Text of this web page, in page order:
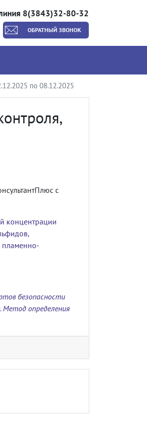
8(3843)32-80-32
ОБРАТНЫЙ ЗВОНОК
по 08.12.2025
с
концентрации
пламенно-
безопасности
определения